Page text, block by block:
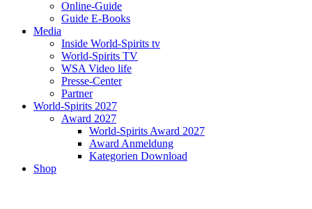
Online-Guide
Guide E-Books
Media
Inside World-Spirits tv
World-Spirits TV
WSA Video life
Presse-Center
Partner
World-Spirits 2027
Award 2027
World-Spirits Award 2027
Award Anmeldung
Kategorien Download
Shop